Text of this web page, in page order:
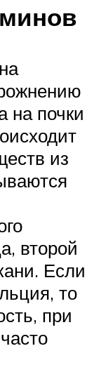
на почки
из
второй
Если
то
при